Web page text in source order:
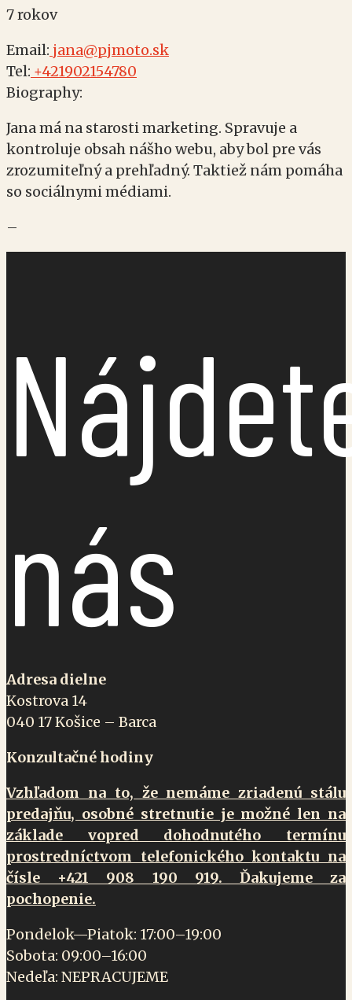
7 rokov
Email: jana@pjmoto.sk
Tel: +421902154780
Biography:
Jana má na starosti marketing. Spravuje a
kontroluje obsah nášho webu, aby bol pre vás
zrozumiteľný a prehľadný. Taktiež nám pomáha
so sociálnymi médiami.
–
nás
Adresa dielne
Kostrova 14
040 17 Košice – Barca
Konzultačné hodiny
Vzhľadom na to, že nemáme zriadenú stálu
predajňu, osobné stretnutie je možné len na
základe vopred dohodnutého termínu
prostredníctvom telefonického kontaktu na
čísle +421 908 190 919. Ďakujeme za
pochopenie.
Pondelok—Piatok: 17:00–19:00
Sobota: 09:00–16:00
Nedeľa: NEPRACUJEME